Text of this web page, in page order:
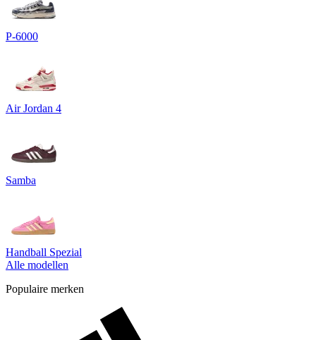
P-6000
Air Jordan 4
Samba
Handball Spezial
Alle modellen
Populaire merken